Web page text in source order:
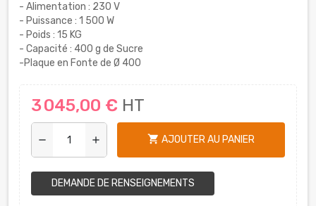
- Alimentation : 230 V
- Puissance : 1 500 W
- Poids : 15 KG
- Capacité : 400 g de Sucre
-Plaque en Fonte de Ø 400
3 045,00 € HT
remove add shopping_cart AJOUTER AU PANIER
DEMANDE DE RENSEIGNEMENTS